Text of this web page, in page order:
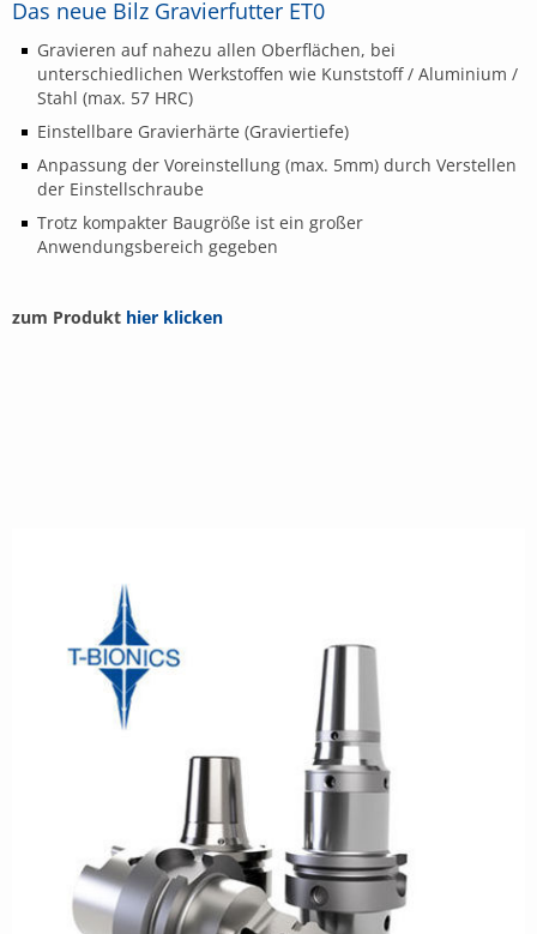
Das neue Bilz Gravierfutter ET0
Gravieren auf nahezu allen Oberflächen, bei
unterschiedlichen Werkstoffen wie Kunststoff / Aluminium /
Stahl (max. 57 HRC)
Einstellbare Gravierhärte (Graviertiefe)
Anpassung der Voreinstellung (max. 5mm) durch Verstellen
der Einstellschraube
Trotz kompakter Baugröße ist ein großer
Anwendungsbereich gegeben
zum Produkt hier klicken